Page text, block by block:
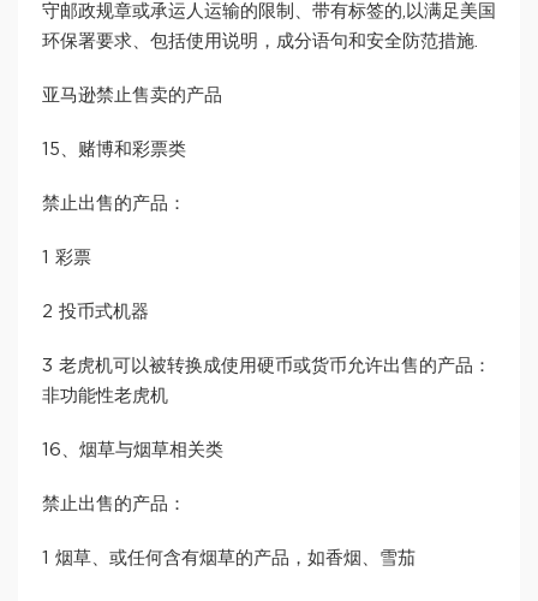
守邮政规章或承运人运输的限制、带有标签的,以满足美国
环保署要求、包括使用说明，成分语句和安全防范措施.
亚马逊禁止售卖的产品
15、赌博和彩票类
禁止出售的产品：
1 彩票
2 投币式机器
3 老虎机可以被转换成使用硬币或货币允许出售的产品：
非功能性老虎机
16、烟草与烟草相关类
禁止出售的产品：
1 烟草、或任何含有烟草的产品，如香烟、雪茄